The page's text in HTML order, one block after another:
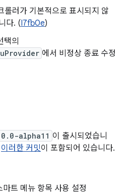
롤러가 기본적으로 표시되지 않
다. (I7fb0e)
택의
에서 비정상 종료 수정
alpha11 이 출시되었습니
이러한 커밋이 포함되어 있습니다.
트 메뉴 항목 사용 설정